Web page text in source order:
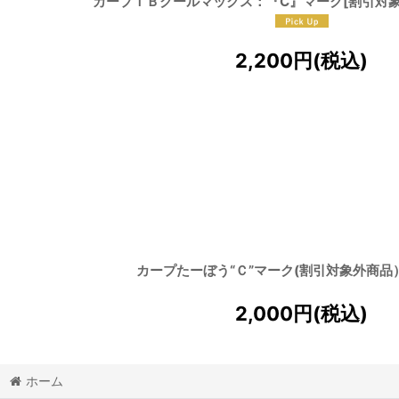
2,200円(税込)
カープたーぼう“Ｃ”マーク(割引対象外商品）
2,000円(税込)
ホーム